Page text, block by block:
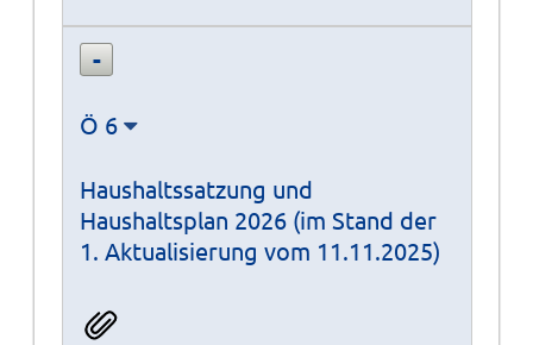
Ö 6
Haushaltssatzung und
Haushaltsplan 2026 (im Stand der
1. Aktualisierung vom 11.11.2025)